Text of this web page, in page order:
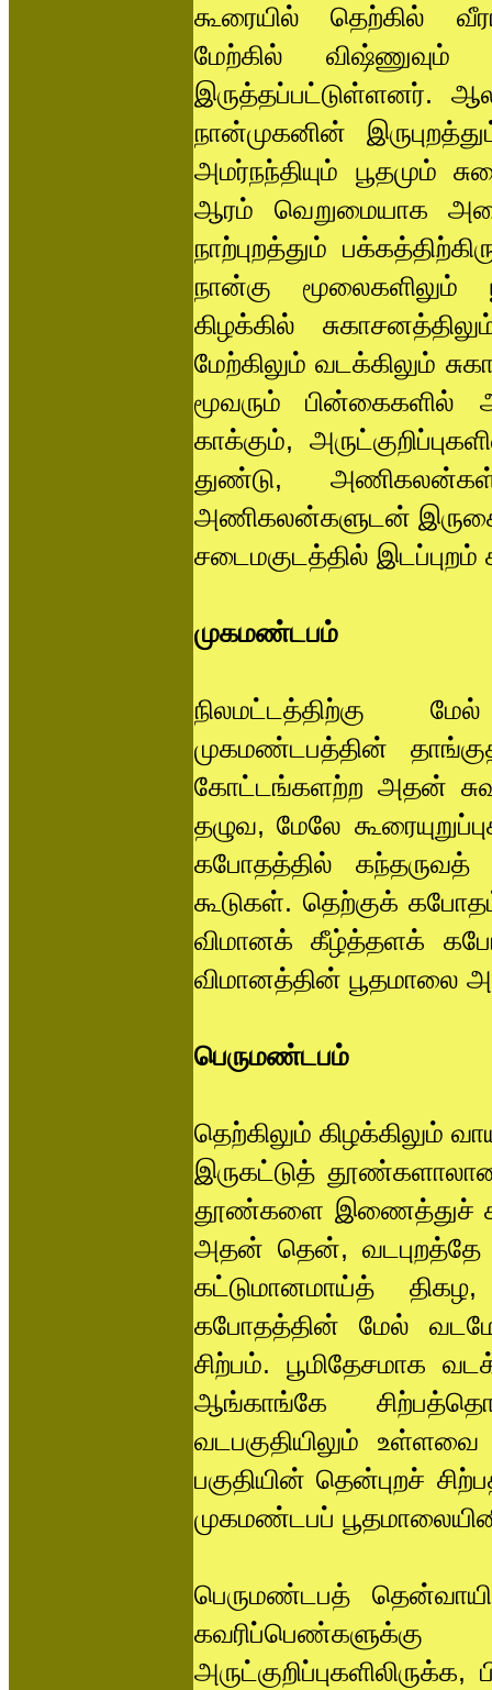
கூரையில் தெற்கில்
மேற்கில் விஷ்ணுவும்
இருத்தப்பட்டுள்ளனர்.
நான்முகனின்
அமர்நந்தியும் பூதமும்
ஆரம் வெறுமையாக
நாற்புறத்தும்
நான்கு மூலைகளிலும்
கிழக்கில்
மேற்கிலும் வடக்கிலும்
மூவரும் பின்கைகளில்
காக்கும்,
துண்டு,
அணிகலன்களுடன்
சடைமகுடத்தில்
முகமண்டபம்
நிலமட்டத்திற்கு மேல்
முகமண்டபத்தின்
கோட்டங்களற்ற அதன்
தழுவ, மேலே
கபோதத்தில் கந்தருவத்
கூடுகள். தெற்குக்
விமானக் கீழ்த்தளக்
விமானத்தின் பூதமாலை
பெருமண்டபம்
தெற்கிலும் கிழக்கிலும்
இருகட்டுத் தூண்களாலான
தூண்களை இணைத்துச்
அதன் தென், வடபுறத்தே
கட்டுமானமாய்த்
கபோதத்தின் மேல்
சிற்பம். பூமிதேசமாக
ஆங்காங்கே
வடபகுதியிலும்
பகுதியின் தென்புறச்
முகமண்டபப்
பெருமண்டபத்